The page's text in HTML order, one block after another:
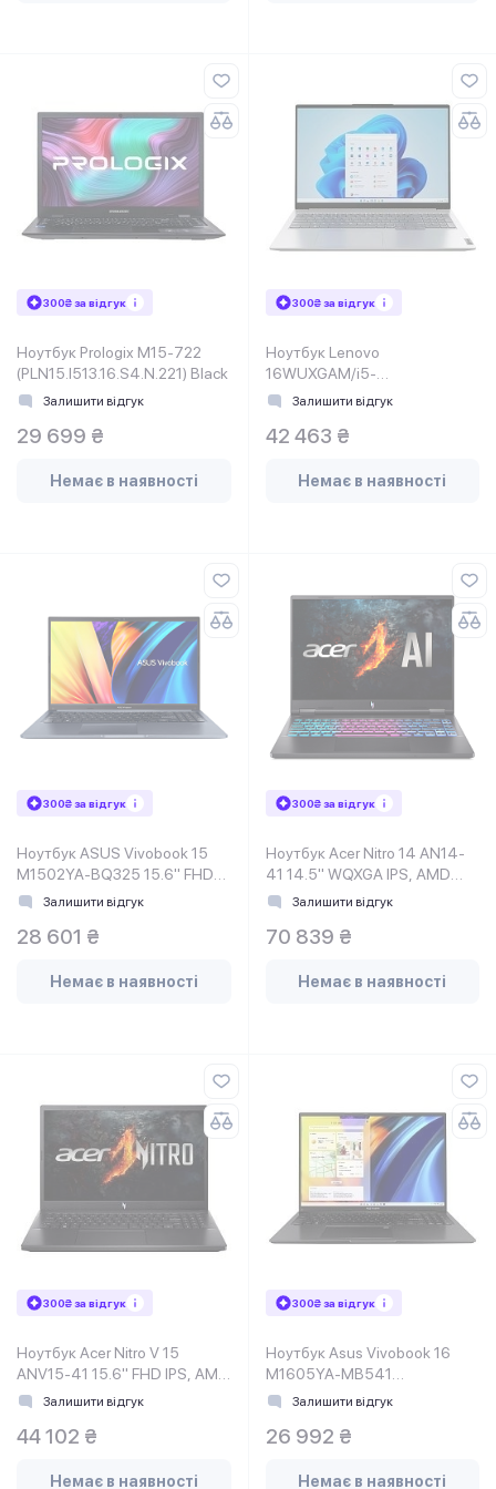
300₴ за відгук
Ноутбук Prologix M15-722
(PLN15.I513.16.S4.N.221) Black
Залишити відгук
29 699 ₴
Немає в наявності
300₴ за відгук
Ноутбук Lenovo
16WUXGAM/i5-
13420H/16/512/Intel
ThinkBook 16 G6 IRL
Залишити відгук
42 463 ₴
Немає в наявності
300₴ за відгук
Ноутбук ASUS Vivobook 15
M1502YA-BQ325 15.6" FHD
IPS, AMD R5-7430U, 16GB,
Залишити відгук
28 601 ₴
Немає в наявності
300₴ за відгук
Ноутбук Acer Nitro 14 AN14-
41 14.5" WQXGA IPS, AMD
R7-8845HS, 32GB, F1TB,
Залишити відгук
70 839 ₴
Немає в наявності
300₴ за відгук
Ноутбук Acer Nitro V 15
ANV15-41 15.6" FHD IPS, AMD
R5-7535HS, 16GB, F512GB,
Залишити відгук
44 102 ₴
Немає в наявності
300₴ за відгук
Ноутбук Asus Vivobook 16
M1605YA-MB541
(90NB10R1-M00V60)
Залишити відгук
26 992 ₴
Немає в наявності